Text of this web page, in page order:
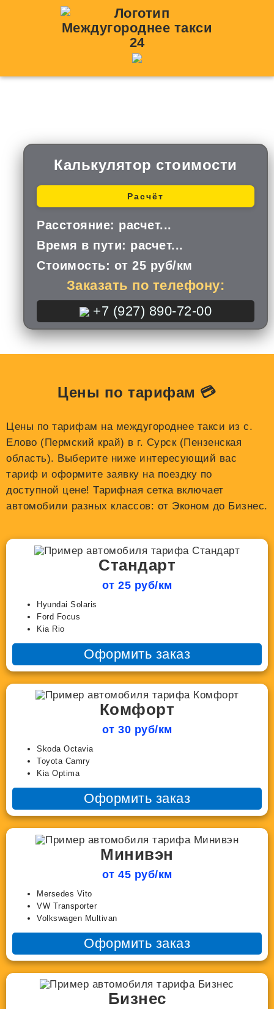
Калькулятор стоимости
Расчёт
Расстояние: расчет...
Время в пути: расчет...
Стоимость: от 25 руб/км
Заказать по телефону:
+7 (927) 890-72-00
Цены по тарифам 💳
Цены по тарифам на междугороднее такси из с.
Елово (Пермский край) в г. Сурск (Пензенская
область). Выберите ниже интересующий вас
тариф и оформите заявку на поездку по
доступной цене! Тарифная сетка включает
автомобили разных классов: от Эконом до Бизнес.
Стандарт
от 25 руб/км
Hyundai Solaris
Ford Focus
Kia Rio
Оформить заказ
Комфорт
от 30 руб/км
Skoda Octavia
Toyota Camry
Kia Optima
Оформить заказ
Минивэн
от 45 руб/км
Mersedes Vito
VW Transporter
Volkswagen Multivan
Оформить заказ
Бизнес